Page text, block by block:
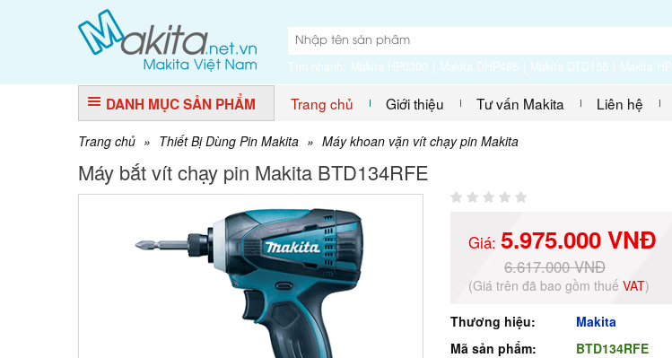
Tìm nhanh: Makita HP0300 Makita DHP485 Makita DTD156 Makita
DANH MỤC SẢN PHẨM Trang chủ Giới thiệu Tư vấn Makita Liên hệ
Trang chủ » Thiết Bị Dùng Pin Makita » Máy khoan vặn vít chạy pin Makita
Máy bắt vít chạy pin Makita BTD134RFE
Giá: 5.975.000 VNĐ
6.617.000 VNĐ
(Giá trên đã bao gồm thuế VAT)
Thương hiệu:
Makita
Mã sản phẩm:
BTD134RFE